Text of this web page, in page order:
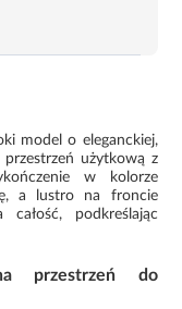
model o eleganckiej,
użytkową z
w kolorze
a lustro na froncie
podkreślając
przestrzeń do